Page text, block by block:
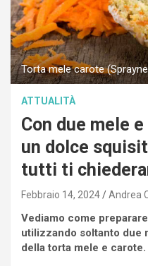
Torta mele carote
ATTUALITÀ
Con due mele
un dolce
tutti ti
Febbraio 14, 2024 Andrea
Vediamo come
utilizzando soltanto due
della torta mele e carote.